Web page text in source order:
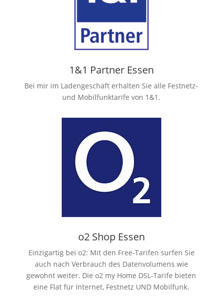
1&1 Partner Essen
Bei mir im Ladengeschäft erhalten Sie alle Festnetz-
und Mobilfunktarife von 1&1.
o2 Shop Essen
Einzigartig bei o2: Mit den Free-Tarifen surfen Sie
auch nach Verbrauch des Datenvolumens wie
gewohnt weiter. Die o2 my Home DSL-Tarife bieten
eine Flat für Internet, Festnetz UND Mobilfunk.